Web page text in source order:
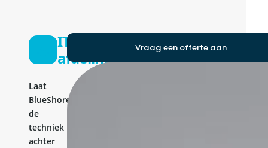
IT-
afdeling
Laat
BlueShores
de
techniek
achter
Vraag een offerte aan